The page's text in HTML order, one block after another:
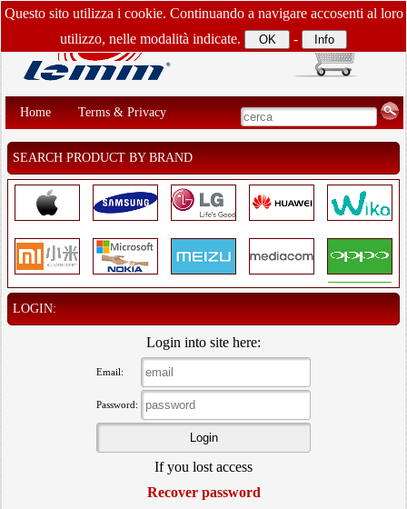
Home Terms & Privacy
SEARCH PRODUCT BY BRAND
LOGIN:
Login into site here:
Email:
Password:
If you lost access
Recover password
Questo sito utilizza i cookie. Continuando a navigare accosenti al loro
utilizzo, nelle modalità indicate.
-